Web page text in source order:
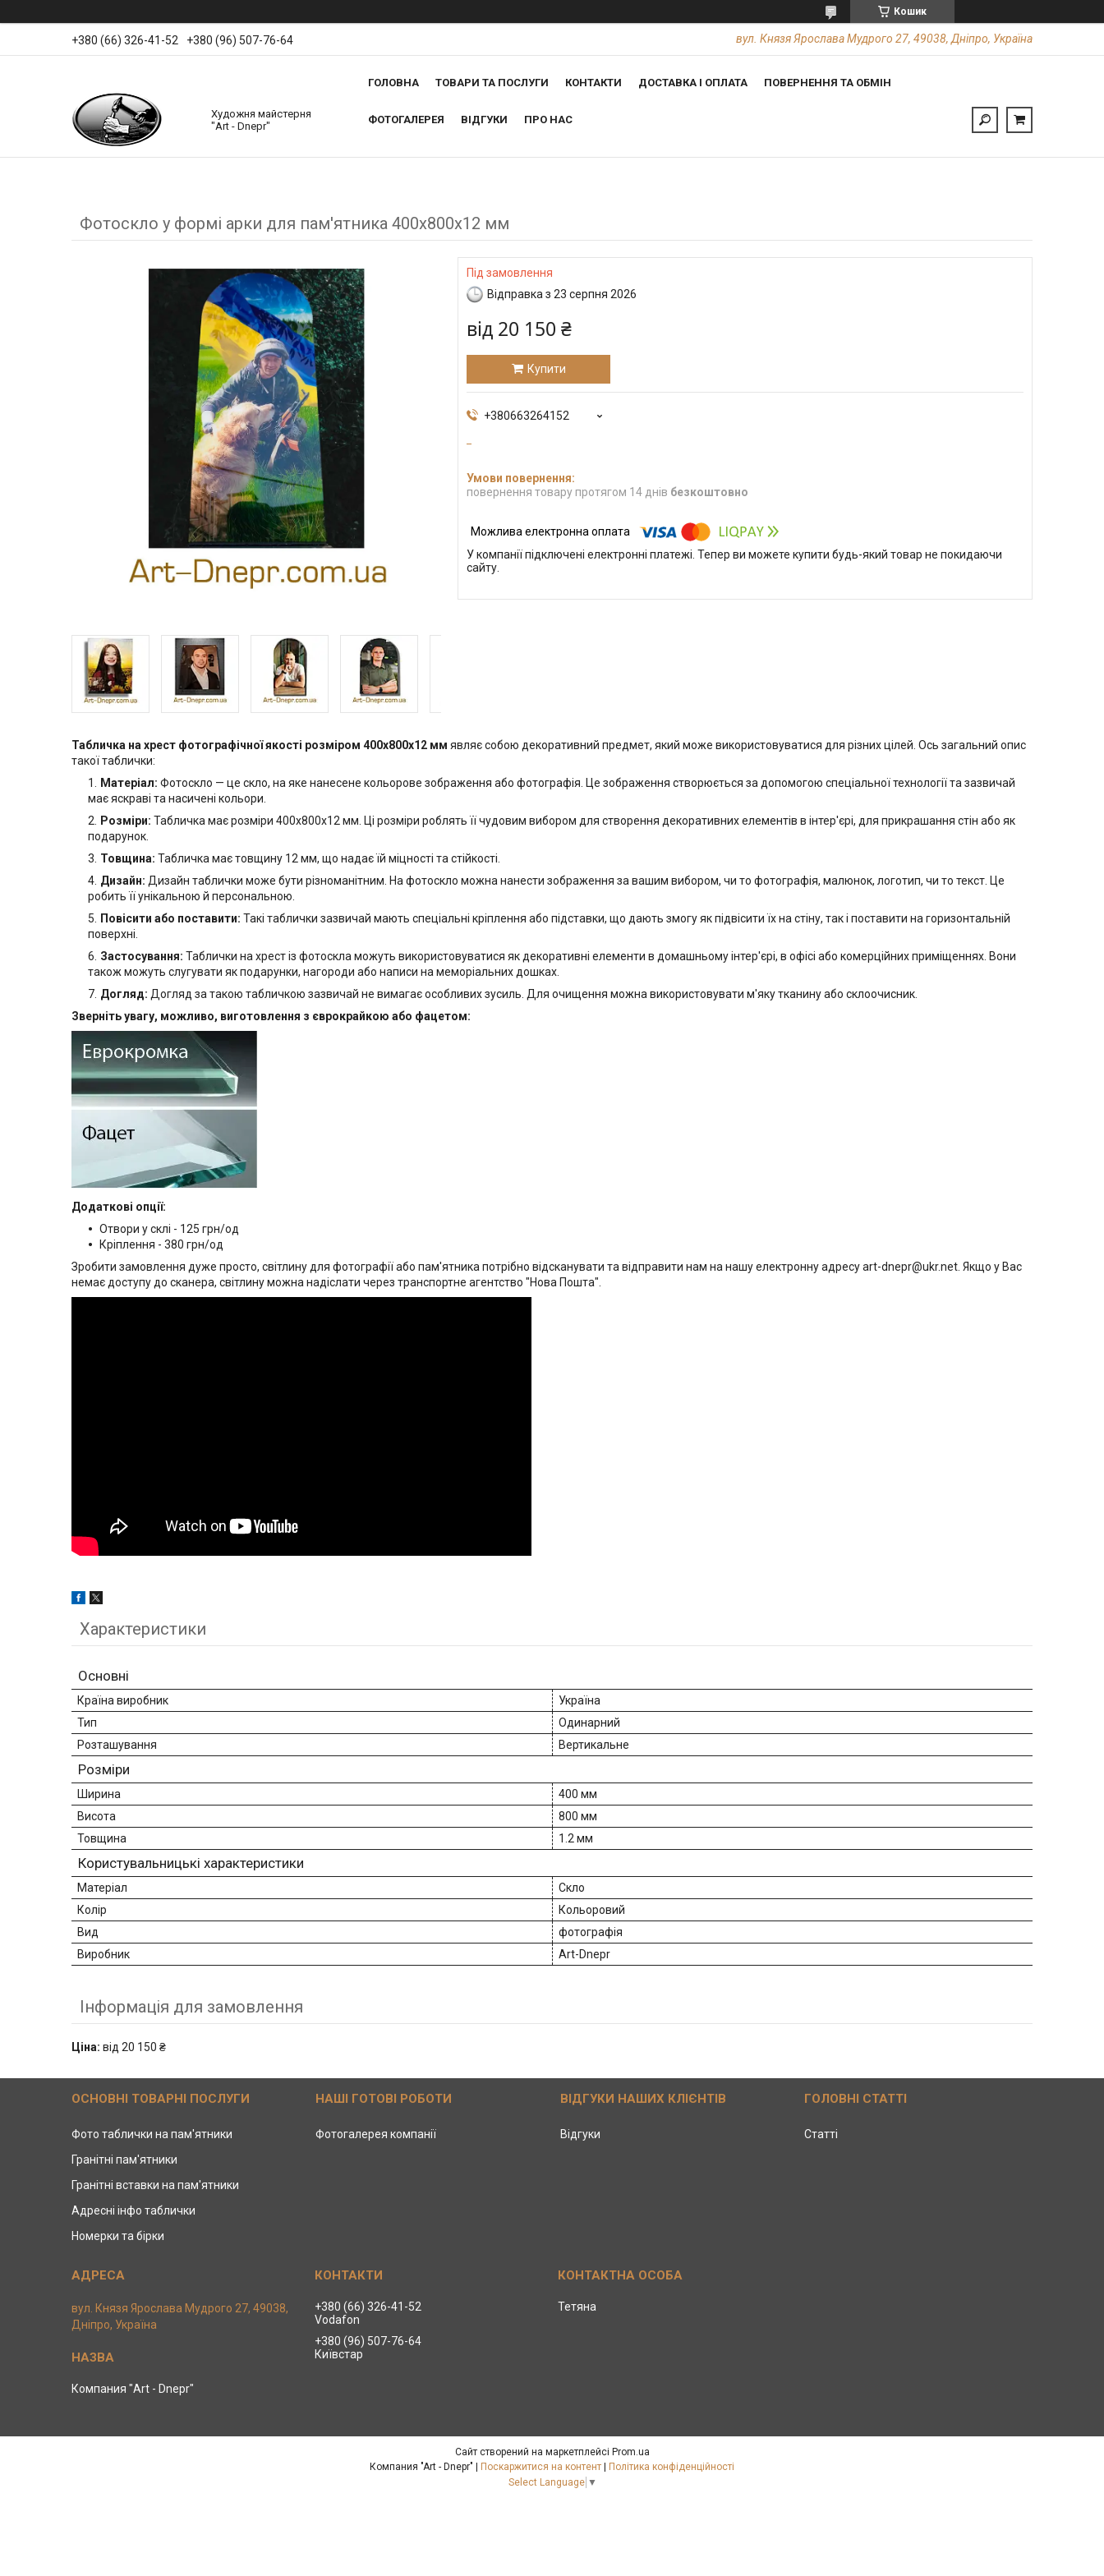
Кошик
+380 (66) 326-41-52 +380 (96) 507-76-64 вул. Князя Ярослава Мудрого 27, 49038, Дніпро, Україна
Художня майстерня
"Art - Dnepr"
ГОЛОВНА ТОВАРИ ТА ПОСЛУГИ КОНТАКТИ ДОСТАВКА І ОПЛАТА ПОВЕРНЕННЯ ТА ОБМІН
ФОТОГАЛЕРЕЯ ВІДГУКИ ПРО НАС
Фотоскло у формі арки для пам'ятника 400х800х12 мм
Під замовлення
Відправка з 23 серпня 2026
від 20 150 ₴
Купити
+380663264152
повернення товару протягом 14 днів безкоштовно
У компанії підключені електронні платежі. Тепер ви можете купити будь-який товар не покидаючи
сайту.
Табличка на хрест фотографічної якості розміром 400х800x12 мм являє собою декоративний предмет, який може використовуватися для різних цілей. Ось загальний опис
такої таблички:
Матеріал: Фотоскло — це скло, на яке нанесене кольорове зображення або фотографія. Це зображення створюється за допомогою спеціальної технології та зазвичай
має яскраві та насичені кольори.
Розміри: Табличка має розміри 400х800х12 мм. Ці розміри роблять її чудовим вибором для створення декоративних елементів в інтер'єрі, для прикрашання стін або як
подарунок.
Товщина: Табличка має товщину 12 мм, що надає їй міцності та стійкості.
Дизайн: Дизайн таблички може бути різноманітним. На фотоскло можна нанести зображення за вашим вибором, чи то фотографія, малюнок, логотип, чи то текст. Це
робить її унікальною й персональною.
Повісити або поставити: Такі таблички зазвичай мають спеціальні кріплення або підставки, що дають змогу як підвісити їх на стіну, так і поставити на горизонтальній
поверхні.
Застосування: Таблички на хрест із фотоскла можуть використовуватися як декоративні елементи в домашньому інтер'єрі, в офісі або комерційних приміщеннях. Вони
також можуть слугувати як подарунки, нагороди або написи на меморіальних дошках.
Догляд: Догляд за такою табличкою зазвичай не вимагає особливих зусиль. Для очищення можна використовувати м'яку тканину або склоочисник.
Зверніть увагу, можливо, виготовлення з єврокрайкою або фацетом:
Додаткові опції:
Отвори у склі - 125 грн/од
Кріплення - 380 грн/од
Зробити замовлення дуже просто, світлину для фотографії або пам'ятника потрібно відсканувати та відправити нам на нашу електронну адресу art-dnepr@ukr.net. Якщо у Вас
немає доступу до сканера, світлину можна надіслати через транспортне агентство "Нова Пошта".
Характеристики
Основні
Країна виробник
Україна
Тип
Одинарний
Розташування
Вертикальне
Розміри
Ширина
400 мм
Висота
800 мм
Товщина
1.2 мм
Користувальницькі характеристики
Матеріал
Скло
Колір
Кольоровий
Вид
фотографія
Виробник
Art-Dnepr
Інформація для замовлення
Ціна: від 20 150 ₴
ОСНОВНІ ТОВАРНІ ПОСЛУГИ
Фото таблички на пам'ятники
Гранітні пам'ятники
Гранітні вставки на пам'ятники
Адресні інфо таблички
Номерки та бірки
НАШІ ГОТОВІ РОБОТИ
Фотогалерея компанії
ВІДГУКИ НАШИХ КЛІЄНТІВ
Відгуки
ГОЛОВНІ СТАТТІ
Статті
вул. Князя Ярослава Мудрого 27, 49038,
Дніпро, Україна
Компания "Art - Dnepr"
+380 (66) 326-41-52
Vodafon
+380 (96) 507-76-64
Київстар
Тетяна
Сайт створений на маркетплейсі Prom.ua
Поскаржитися на контент
Політика конфіденційності
Select Language ▼